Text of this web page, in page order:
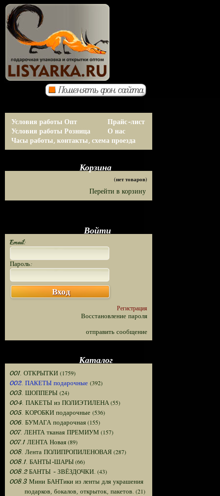
Условия работы Опт
Условия работы Розница
Прайс-лист
О нас
Часы работы, контакты, схема проезда
Корзина
(нет товаров)
Перейти в корзину
Войти
Email:
Пароль:
Вход
Регистрация
Восстановление пароля
отправить сообщение
Каталог
001. ОТКРЫТКИ (1759)
002. ПАКЕТЫ подарочные (392)
003. ШОППЕРЫ (24)
004. ПАКЕТЫ из ПОЛИЭТИЛЕНА(55)
005. КОРОБКИ подарочные (536)
006. БУМАГА подарочная(155)
007. ЛЕНТА тканая ПРЕМИУМ (157)
007.1 ЛЕНТА Новая(89)
008. Лента ПОЛИПРОПИЛЕНОВАЯ (287)
008.1. БАНТЫ-ШАРЫ(66)
008.2 БАНТЫ - ЗВЁЗДОЧКИ. (43)
008.3 Мини БАНТики из ленты для украшения
подарков, бокалов, открыток, пакетов. (21)